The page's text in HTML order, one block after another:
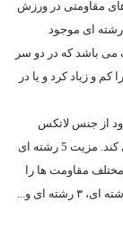
مقاومتی در ورزش
یوگا می باشند و در بازار بیشتر به صورت کش ورزشی ۵ رشته ای موجود
مختلف می باشد که در دو سر
و زیاد کرد و یا در
رود از جنس لاتکس
مقاوم بوده و تحمل فشار وارده بسیار زیادی را تحمل می کند. مزیت 5 رشته ای
مقاومت ها را
برای خود درست کنند و آن را به صورت تک رشته ای، ۲ رشته ای، ۳ رشته ای و...